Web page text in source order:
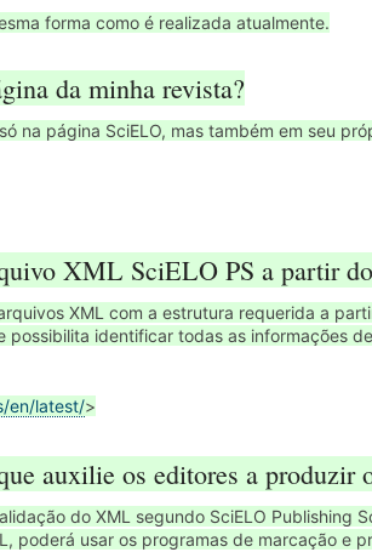
forma como é realizada atualmente.
da minha revista?
na página SciELO, mas também em seu
XML SciELO PS a partir
XML com a estrutura requerida a
identificar todas as informações
en/latest/>
auxilie os editores a produzir
do XML segundo SciELO Publishing
poderá usar os programas de marcação e